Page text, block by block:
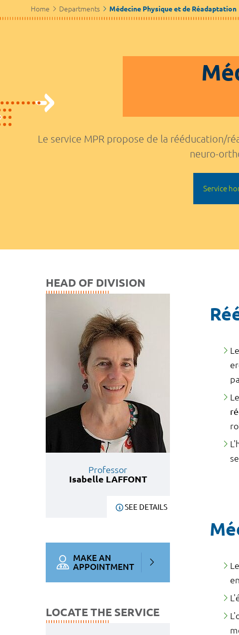
Home Departments Médecine Physique et de Réadaptation
Le service MPR propose de la rééducation/
neuro-
Service
HEAD OF DIVISION
Professor
Isabelle LAFFONT
SEE DETAILS
MAKE AN
APPOINTMENT
LOCATE THE SERVICE
Le